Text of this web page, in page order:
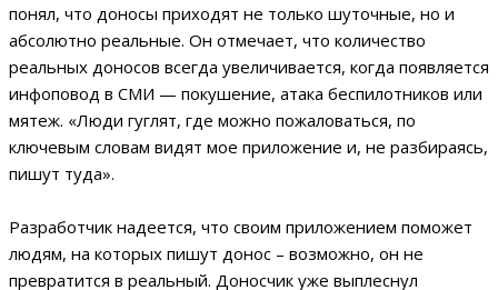
понял, что доносы приходят не только шуточные, но и
абсолютно реальные. Он отмечает, что количество
реальных доносов всегда увеличивается, когда появляется
инфоповод в СМИ — покушение, атака беспилотников или
мятеж. «Люди гуглят, где можно пожаловаться, по
ключевым словам видят мое приложение и, не разбираясь,
пишут туда».
Разработчик надеется, что своим приложением поможет
людям, на которых пишут донос – возможно, он не
превратится в реальный. Доносчик уже выплеснул